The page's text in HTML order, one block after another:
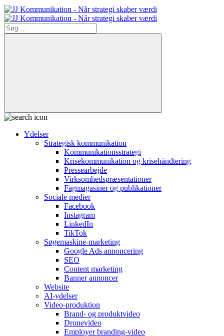
Søg
efter:
Ydelser
Strategisk kommunikation
Kommunikationsstrategi
Krisekommunikation og krisehåndtering
Pressearbejde
Virksomheds­præsentationer
Fagmagasiner og publikationer
Sociale medier
Facebook
Instagram
LinkedIn
TikTok
Søgemaskine-marketing
Google Ads annoncering
SEO
Content marketing
Banner annoncer
Website
AI-ydelser
Video-produktion
Brand- og produktvideo
Dronevideo
Employer branding-video